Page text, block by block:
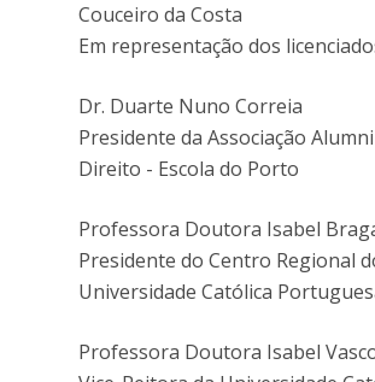
Couceiro da Costa
Em representação dos
Dr. Duarte Nuno Correia
Presidente da Associação
Direito - Escola do Porto
Professora Doutora Isabel
Presidente do Centro Regional
Universidade Católica
Professora Doutora Isabel